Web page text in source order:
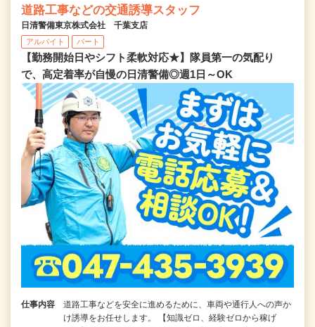
道路工事などの交通誘導スタッフ
日清警備東京株式会社 千葉支店
アルバイト パート
【勤務開始日やシフト柔軟対応★】隊員第一の気配り
で、高定着率が自慢の日清警備◎週1日～OK
仕事内容
道路工事などを安全に進めるために、車両や通行人への声か
け誘導をお任せします。 【知識ゼロ、経験ゼロから稼げ